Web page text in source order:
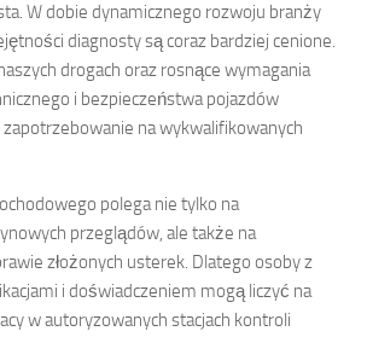
W dobie dynamicznego rozwoju branży
diagnosty są coraz bardziej cenione.
drogach oraz rosnące wymagania
i bezpieczeństwa pojazdów
zapotrzebowanie na wykwalifikowanych
polega nie tylko na
przeglądów, ale także na
złożonych usterek. Dlatego osoby z
i doświadczeniem mogą liczyć na
w autoryzowanych stacjach kontroli